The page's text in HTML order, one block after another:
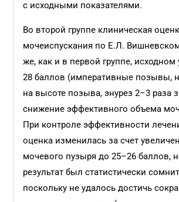
с исходными показателями.
Во второй группе клиническая
мочеиспускания по Е.Л.
же, как и в первой группе, исходном
28 баллов (императивные позывы,
на высоте позыва, энурез 2–3 раза
снижение эффективного объема
При контроле эффективности
оценка изменилась за счет
мочевого пузыря до 25–26 баллов,
результат был статистически
поскольку не удалось достичь